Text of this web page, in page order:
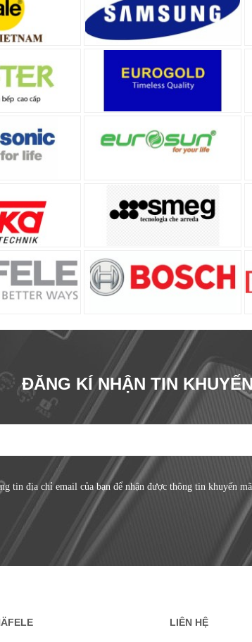
ĐĂNG KÍ NHẬN TIN
tin địa chỉ email của bạn để nhận được thông tin khuyến
LIÊN HỆ